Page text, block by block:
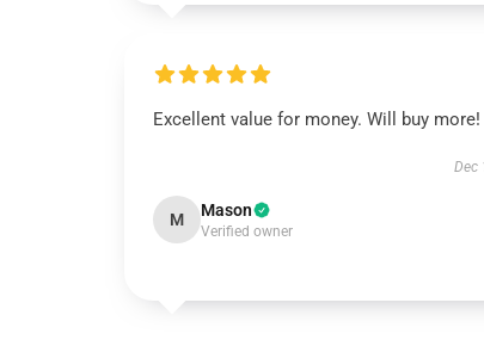
Excellent value for money. Will buy more!
Dec
M Mason
Verified owner